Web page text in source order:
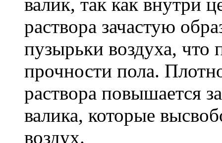
раствора зачастую
пузырьки воздуха, что
прочности пола.
раствора повышается
валика, которые
воздух.